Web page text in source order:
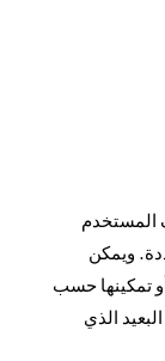
ويمكن
تمكينها حسب
الذي
الصوت
مرات لإصلاح
إذ لا يمكن
سوى بعد